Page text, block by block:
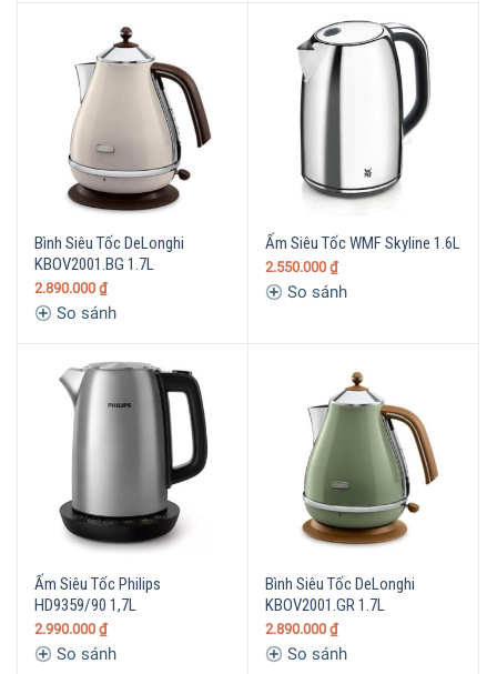
Bình Siêu Tốc DeLonghi
KBOV2001.BG 1.7L
2.890.000 ₫
So sánh
Ấm Siêu Tốc WMF Skyline 1.6L
2.550.000 ₫
So sánh
Ấm Siêu Tốc Philips
HD9359/90 1,7L
2.990.000 ₫
So sánh
Bình Siêu Tốc DeLonghi
KBOV2001.GR 1.7L
2.890.000 ₫
So sánh